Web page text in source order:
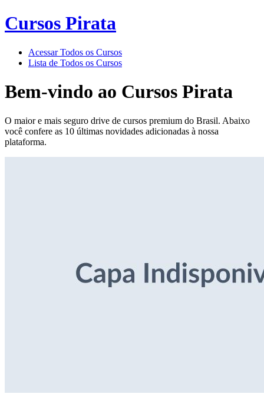
Cursos Pirata
Acessar Todos os Cursos
Lista de Todos os Cursos
Bem-vindo ao Cursos Pirata
O maior e mais seguro drive de cursos premium do Brasil. Abaixo
você confere as 10 últimas novidades adicionadas à nossa
plataforma.